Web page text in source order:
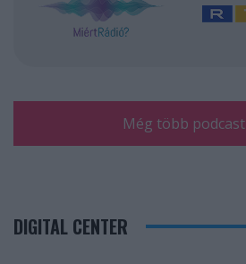
Még több podcast
DIGITAL CENTER